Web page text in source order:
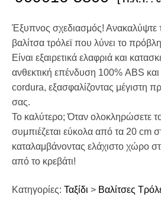
Έξυπνος σχεδιασμός! Ανακαλύψτε
βαλίτσα τρόλεϊ που λύνει το
Είναι εξαιρετικά ελαφριά και
ανθεκτική επένδυση 100% ABS
cordura, εξασφαλίζοντας μέγιστη
σας.
Το καλύτερο; Όταν ολοκληρώσετε
συμπιέζεται εύκολα από τα 20 cm
καταλαμβάνοντας ελάχιστο χώρο
από το κρεβάτι!
Κατηγορίες: Ταξίδι > Βαλίτσες